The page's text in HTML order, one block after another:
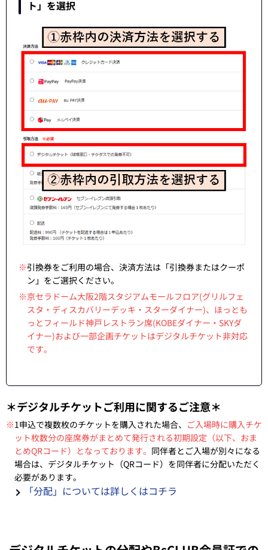
ト」を選択
※引換券をご利用の場合、決済方法は「引換券またはクーポ
ン」をご選択ください。
※京セラドーム大阪2階スタジアムモールフロア(グリルフェ
スタ・ディスカバリーデッキ・スターダイナー)、ほっとも
っとフィールド神戸レストラン席(KOBEダイナー・SKYダ
イナー)および一部企画チケットはデジタルチケット非対応
です。
＊デジタルチケットご利用に関するご注意＊
※1申込で複数枚のチケットを購入された場合、 ご入場時に購入チケ
ット枚数分の座席券がまとめて発行される初期設定（以下、おま
とめQRコード）となっております。 同伴者とご入場が別々になる
場合は、デジタルチケット（QRコード）を同伴者に分配いただく
必要があります。
「分配」については詳しくはコチラ